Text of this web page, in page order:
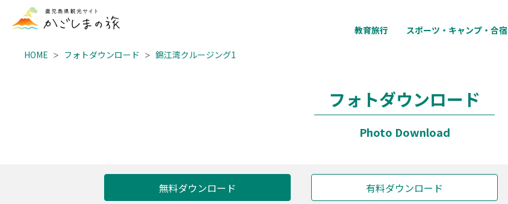
教育旅行
スポーツ・キャンプ・合宿
HOME フォトダウンロード 錦江湾クルージング1
フォトダウンロード
Photo Download
無料ダウンロード 有料ダウンロード